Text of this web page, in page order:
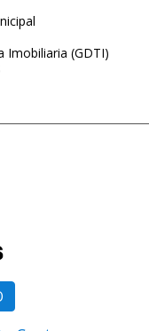
Imobiliaria (GDTI)